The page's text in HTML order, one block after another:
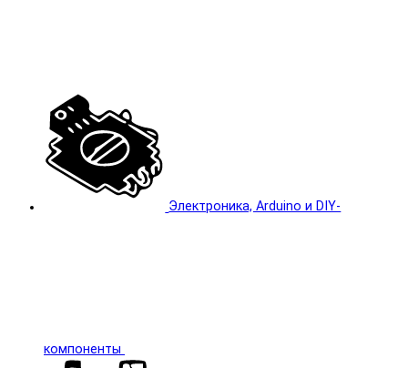
Электроника, Arduino и DIY-
компоненты